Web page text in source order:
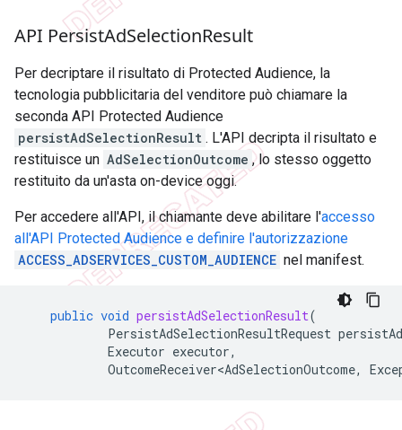
API PersistAdSelectionResult
Per decriptare il risultato di Protected Audience, la
tecnologia pubblicitaria del venditore può chiamare la
seconda API Protected Audience
persistAdSelectionResult . L'API decripta il risultato e
restituisce un AdSelectionOutcome , lo stesso oggetto
restituito da un'asta on-device oggi.
Per accedere all'API, il chiamante deve abilitare l'accesso
all'API Protected Audience e definire l'autorizzazione
ACCESS_ADSERVICES_CUSTOM_AUDIENCE nel manifest.
public void persistAdSelectionResult(
PersistAdSelectionResultRequest
Executor executor,
OutcomeReceiver<AdSelectionOutcome,